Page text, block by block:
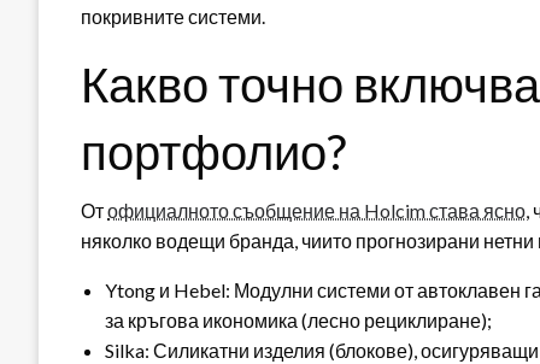
покривните системи.
Какво точно
портфолио?
Отофициалното съобщение на Holcim става ясно,
няколко водещи бранда, чиито прогнозирани
Ytong и Hebel: Модулни системи от автоклавен
за кръгова икономика (лесно рециклиране);
Silka: Силикатни изделия (блокове),